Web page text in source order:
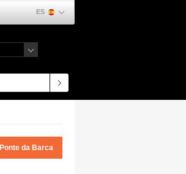
ES
Ponte da Barca